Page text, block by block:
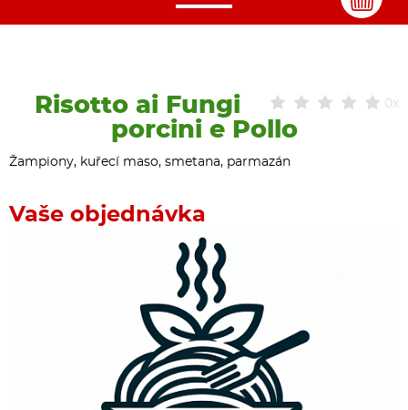
0x
Risotto ai Fungi
porcini e Pollo
Žampiony, kuřecí maso, smetana, parmazán
Vaše objednávka